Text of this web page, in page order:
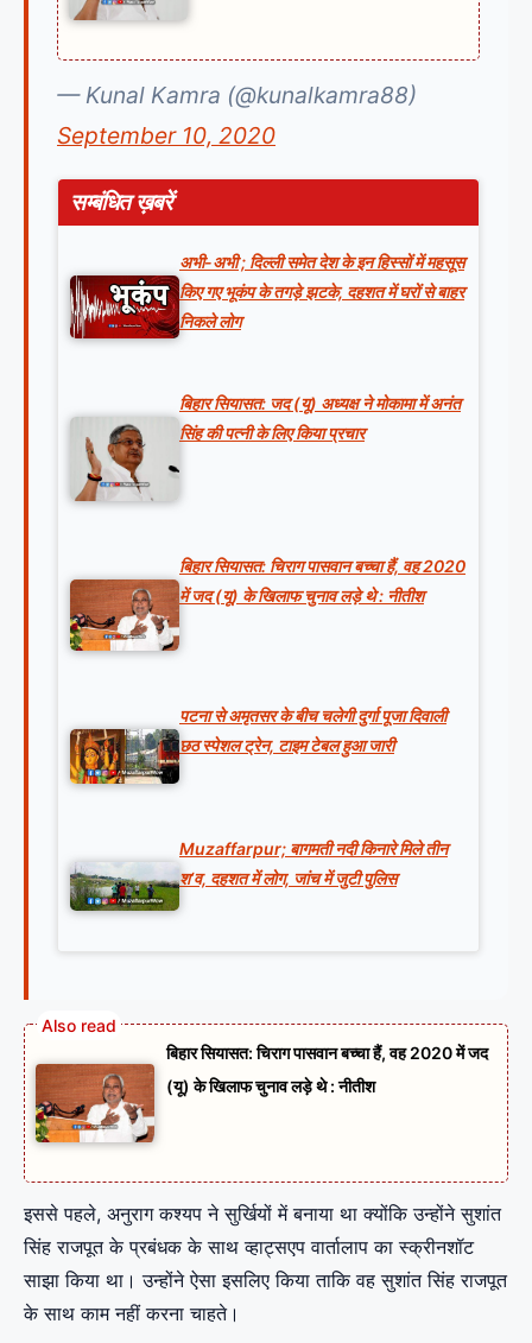
— Kunal Kamra (@kunalkamra88)
September 10, 2020
सम्बंधित ख़बरें
अभी-अभी ; दिल्ली समेत देश के इन हिस्सों में महसूस
किए गए भूकंप के तगड़े झटके, दहशत में घरों से बाहर
निकले लोग
बिहार सियासत: जद (यू) अध्यक्ष ने मोकामा में अनंत
सिंह की पत्नी के लिए किया प्रचार
बिहार सियासत: चिराग पासवान बच्चा हैं, वह 2020
में जद (यू) के खिलाफ चुनाव लड़े थे : नीतीश
पटना से अमृतसर के बीच चलेगी दुर्गा पूजा दिवाली
छठ स्पेशल ट्रेन, टाइम टेबल हुआ जारी
Muzaffarpur; बागमती नदी किनारे मिले तीन
श’व, दहशत में लोग, जांच में जुटी पुलिस
बिहार सियासत: चिराग पासवान बच्चा हैं, वह 2020 में जद
(यू) के खिलाफ चुनाव लड़े थे : नीतीश
इससे पहले, अनुराग कश्यप ने सुर्खियों में बनाया था क्योंकि उन्होंने सुशांत
सिंह राजपूत के प्रबंधक के साथ व्हाट्सएप वार्तालाप का स्क्रीनशॉट
साझा किया था। उन्होंने ऐसा इसलिए किया ताकि वह सुशांत सिंह राजपूत
के साथ काम नहीं करना चाहते।